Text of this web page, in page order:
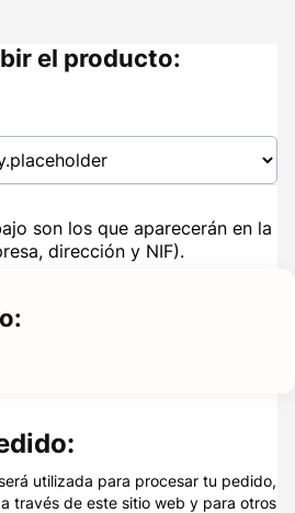
el producto:
son los que aparecerán en la
dirección y NIF).
utilizada para procesar tu pedido,
través de este sitio web y para otros